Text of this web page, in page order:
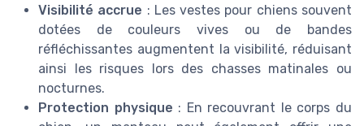
Visibilité accrue : Les vestes pour chiens souvent
dotées de couleurs vives ou de bandes
réfléchissantes augmentent la visibilité, réduisant
ainsi les risques lors des chasses matinales ou
nocturnes.
Protection physique : En recouvrant le corps du